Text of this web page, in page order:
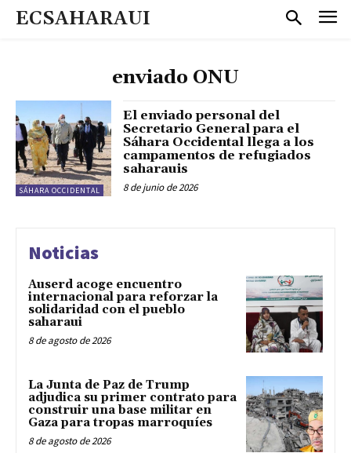
ECSAHARAUI
enviado ONU
SÁHARA OCCIDENTAL
El enviado personal del
Secretario General para el
Sáhara Occidental llega a los
campamentos de refugiados
saharauis
8 de junio de 2026
Noticias
Auserd acoge encuentro
internacional para reforzar la
solidaridad con el pueblo
saharaui
8 de agosto de 2026
La Junta de Paz de Trump
adjudica su primer contrato para
construir una base militar en
Gaza para tropas marroquíes
8 de agosto de 2026